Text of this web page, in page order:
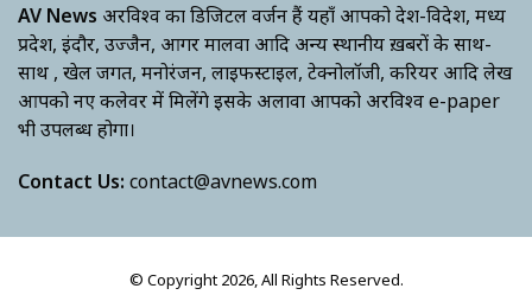
AV News अक्षरविश्व का डिजिटल वर्जन हैं यहाँ आपको देश-विदेश, मध्य
प्रदेश, इंदौर, उज्जैन, आगर मालवा आदि अन्य स्थानीय ख़बरों के साथ-
साथ , खेल जगत, मनोरंजन, लाइफस्टाइल, टेक्नोलॉजी, करियर आदि लेख
आपको नए कलेवर में मिलेंगे इसके अलावा आपको अक्षरविश्व e-paper
भी उपलब्ध होगा।
Contact Us: contact@avnews.com
© Copyright 2026, All Rights Reserved.